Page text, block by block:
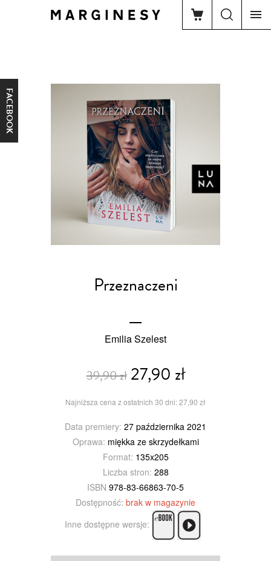
FACEBOOK
Przeznaczeni
Emilia Szelest
39,90 zł27,90 zł
Najniższa cena z ostatnich 30 dni: 27,90 zł
Data premiery: 27 października 2021
Oprawa: miękka ze skrzydełkami
Format: 135x205
Liczba stron: 288
ISBN 978-83-66863-70-5
Dostępność: brak w magazynie
Inne dostępne wersje: